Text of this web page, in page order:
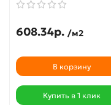
608.34р. /м2
В корзину
Купить в 1 клик